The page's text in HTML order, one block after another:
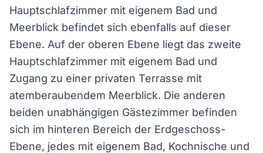
Hauptschlafzimmer mit eigenem Bad und
Meerblick befindet sich ebenfalls auf dieser
Ebene. Auf der oberen Ebene liegt das zweite
Hauptschlafzimmer mit eigenem Bad und
Zugang zu einer privaten Terrasse mit
atemberaubendem Meerblick. Die anderen
beiden unabhängigen Gästezimmer befinden
sich im hinteren Bereich der Erdgeschoss-
Ebene, jedes mit eigenem Bad, Kochnische und